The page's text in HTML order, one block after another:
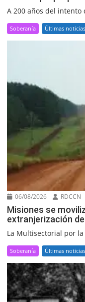
A 200 años del intento
Soberanía Últimas noticias
06/08/2026 RDCCN
Misiones se
extranjerización
La Multisectorial por
Soberanía Últimas noticias